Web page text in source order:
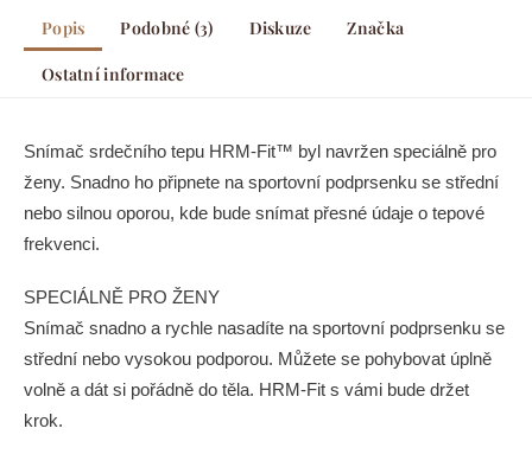
Popis Podobné (3) Diskuze Značka
Ostatní informace
Snímač srdečního tepu HRM-Fit™ byl navržen speciálně pro
ženy. Snadno ho připnete na sportovní podprsenku se střední
nebo silnou oporou, kde bude snímat přesné údaje o tepové
frekvenci.
SPECIÁLNĚ PRO ŽENY
Snímač snadno a rychle nasadíte na sportovní podprsenku se
střední nebo vysokou podporou. Můžete se pohybovat úplně
volně a dát si pořádně do těla. HRM-Fit s vámi bude držet
krok.